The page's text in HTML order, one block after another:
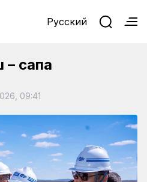
Русский
– сапа
09:41